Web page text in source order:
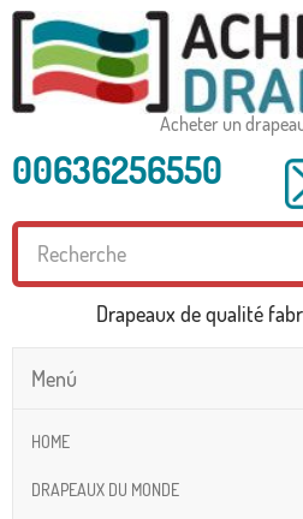
Acheter un
00636256550
Drapeaux de qualité
Menú
HOME
DRAPEAUX DU MONDE